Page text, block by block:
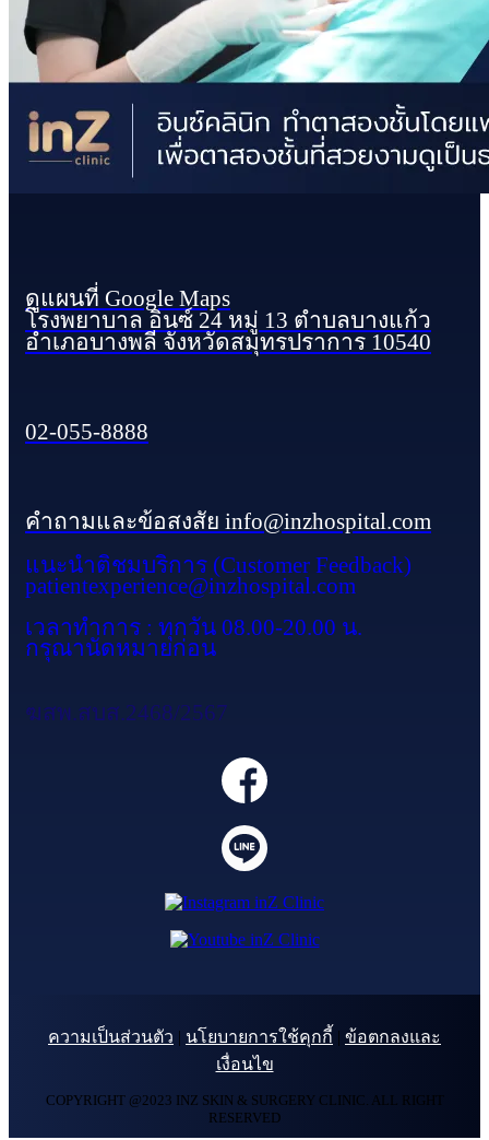
ดูแผนที่ Google Maps
โรงพยาบาล อินซ์ 24 หมู่ 13 ตำบลบางแก้ว
อำเภอบางพลี จังหวัดสมุทรปราการ 10540
02-055-8888
คำถามและข้อสงสัย info@inzhospital.com
แนะนำติชมบริการ (Customer Feedback)
patientexperience@inzhospital.com
เวลาทำการ : ทุกวัน 08.00-20.00 น.
กรุณานัดหมายก่อน
ฆสพ.สบส.2468/2567
ความเป็นส่วนตัว | นโยบายการใช้คุกกี้ | ข้อตกลงและ
เงื่อนไข
COPYRIGHT @2023 INZ SKIN & SURGERY CLINIC. ALL RIGHT
RESERVED